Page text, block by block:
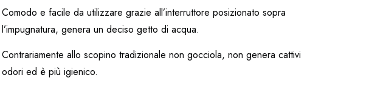
Comodo e facile da utilizzare grazie all’interruttore posizionato sopra
l’impugnatura, genera un deciso getto di acqua.
Contrariamente allo scopino tradizionale non gocciola, non genera cattivi
odori ed è più igienico.